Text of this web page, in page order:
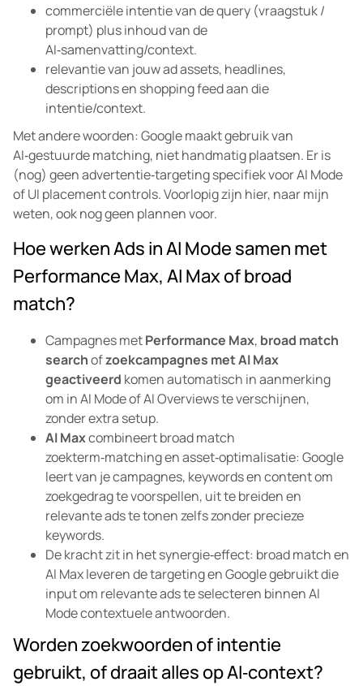
commerciële intentie van de query (vraagstuk /
prompt) plus inhoud van de
AI‑samenvatting/context.
relevantie van jouw ad assets, headlines,
descriptions en shopping feed aan die
intentie/context.
Met andere woorden: Google maakt gebruik van
AI‑gestuurde matching, niet handmatig plaatsen. Er is
(nog) geen advertentie‑targeting specifiek voor AI Mode
of UI placement controls. Voorlopig zijn hier, naar mijn
weten, ook nog geen plannen voor.
Hoe werken Ads in AI Mode samen met
Performance Max, AI Max of broad
match?
Campagnes metPerformance Max, broad match
searchofzoekcampagnes met AI Max
geactiveerd komen automatisch in aanmerking
om in AI Mode of AI Overviews te verschijnen,
zonder extra setup.
AI Maxcombineert broad match
zoekterm‑matching en asset‑optimalisatie: Google
leert van je campagnes, keywords en content om
zoekgedrag te voorspellen, uit te breiden en
relevante ads te tonen zelfs zonder precieze
keywords.
De kracht zit in het synergie‑effect: broad match en
AI Max leveren de targeting en Google gebruikt die
input om relevante ads te selecteren binnen AI
Mode contextuele antwoorden.
Worden zoekwoorden of intentie
gebruikt, of draait alles op AI‑context?